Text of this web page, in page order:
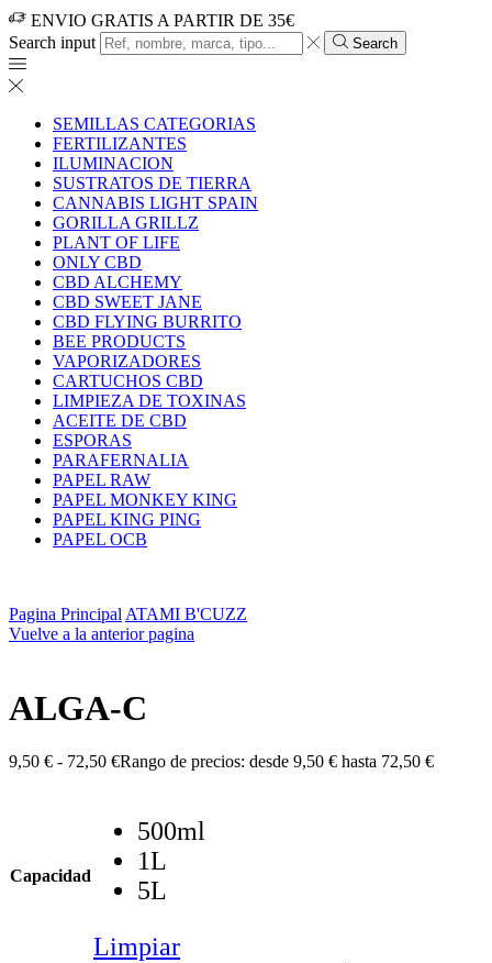
ENVIO GRATIS A PARTIR DE 35€
Search input
Search
SEMILLAS CATEGORIAS
FERTILIZANTES
ILUMINACION
SUSTRATOS DE TIERRA
CANNABIS LIGHT SPAIN
GORILLA GRILLZ
PLANT OF LIFE
ONLY CBD
CBD ALCHEMY
CBD SWEET JANE
CBD FLYING BURRITO
BEE PRODUCTS
VAPORIZADORES
CARTUCHOS CBD
LIMPIEZA DE TOXINAS
ACEITE DE CBD
ESPORAS
PARAFERNALIA
PAPEL RAW
PAPEL MONKEY KING
PAPEL KING PING
PAPEL OCB
Pagina Principal ATAMI B'CUZZ
Vuelve a la anterior pagina
ALGA-C
9,50 € - 72,50 €Rango de precios: desde 9,50 € hasta 72,50 €
Capacidad
500ml
1L
5L
Limpiar